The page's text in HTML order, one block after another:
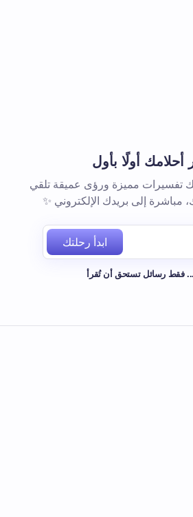
أولًا بأول
تفسيرات مميزة ورؤى عميقة تلقي
مباشرة إلى بريدك الإلكتروني ✨
ابدأ رحلتك
فقط رسائل تستحق أن تُقرأ